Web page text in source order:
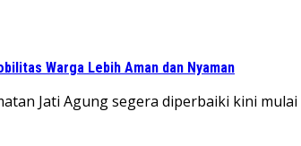
Warga Lebih Aman dan Nyaman
Jati Agung segera diperbaiki kini